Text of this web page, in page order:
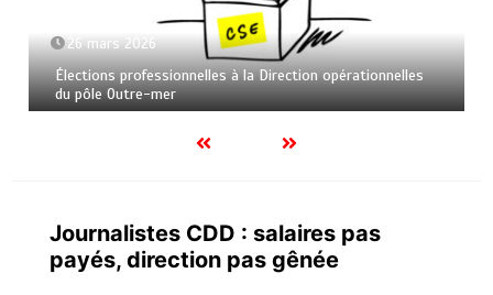
26 mars 2026
Élections professionnelles à la Direction opérationnelles
du pôle Outre-mer
Journalistes CDD : salaires pas
payés, direction pas gênée